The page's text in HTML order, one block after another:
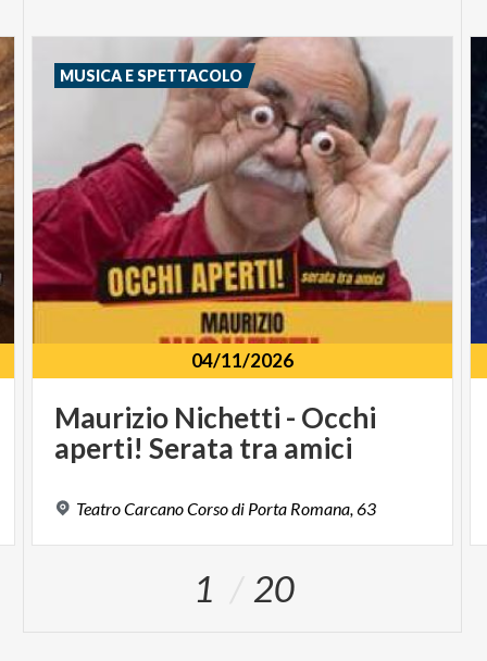
04/11/2026
Maurizio Nichetti - Occhi
aperti! Serata tra amici
TeatroCarcanoCorsodi Porta Romana,63
MUSICA E SPETTACOLO
1 20